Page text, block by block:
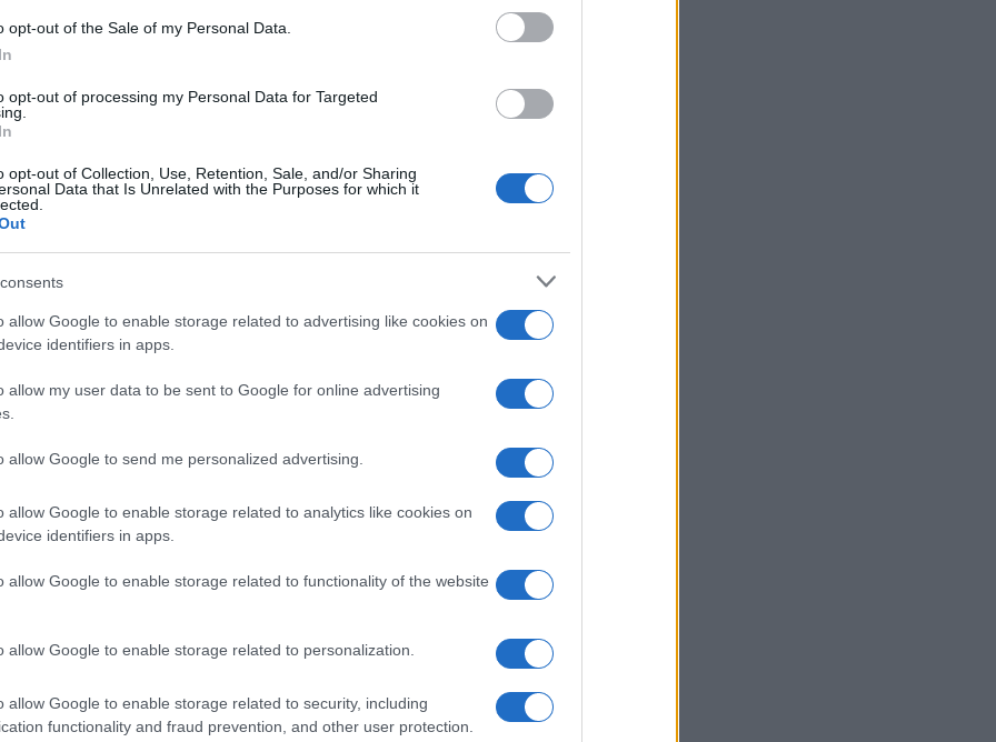
opt-out of the Sale of my Personal Data.
opt-out of processing my Personal Data for Targeted
opt-out of Collection, Use, Retention, Sale, and/or Sharing
Data that Is Unrelated with the Purposes for which it
allow Google to enable storage related to advertising like cookies on
identifiers in apps.
allow my user data to be sent to Google for online advertising
allow Google to send me personalized advertising.
allow Google to enable storage related to analytics like cookies on
identifiers in apps.
allow Google to enable storage related to functionality of the website
allow Google to enable storage related to personalization.
allow Google to enable storage related to security, including
functionality and fraud prevention, and other user protection.
Ne znam kako sve to da promijenim."